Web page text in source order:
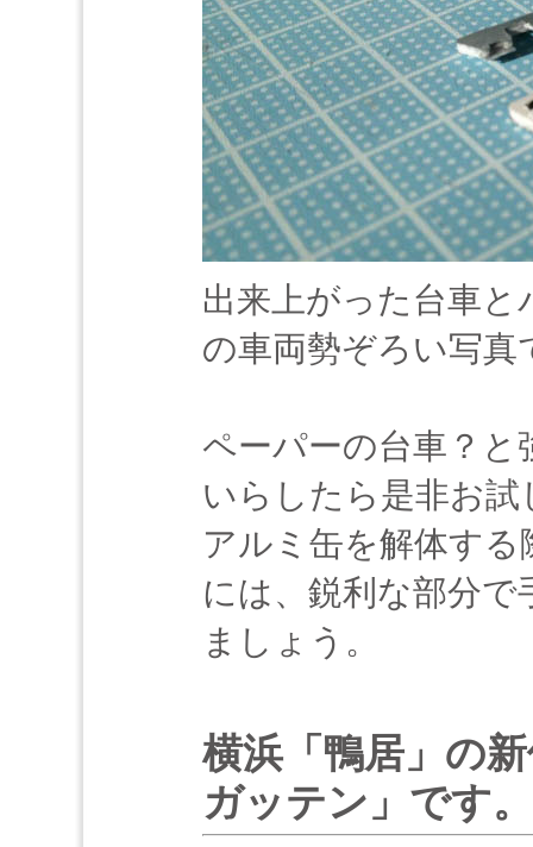
出来上がった台車
の車両勢ぞろい写真
ペーパーの台車？と
いらしたら是非お試
アルミ缶を解体す
には、鋭利な部分
ましょう。
横浜「鴨居」の
ガッテン」です。